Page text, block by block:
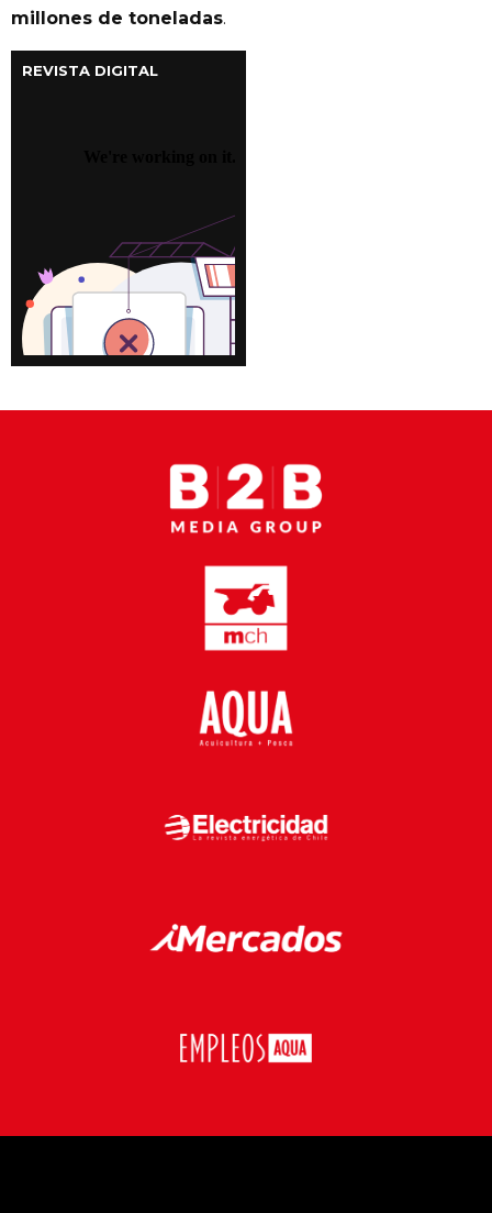
millones de toneladas.
REVISTA DIGITAL